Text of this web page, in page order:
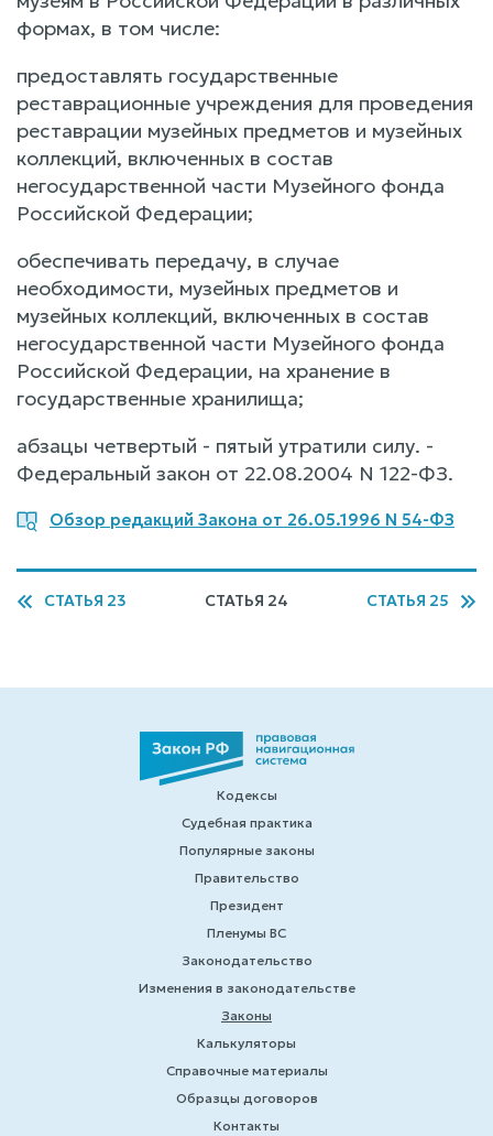
формах, в том числе:
предоставлять государственные
реставрационные учреждения для проведения
реставрации музейных предметов и музейных
коллекций, включенных в состав
негосударственной части Музейного фонда
Российской Федерации;
обеспечивать передачу, в случае
необходимости, музейных предметов и
музейных коллекций, включенных в состав
негосударственной части Музейного фонда
Российской Федерации, на хранение в
государственные хранилища;
абзацы четвертый - пятый утратили силу. -
Федеральный закон от 22.08.2004 N 122-ФЗ.
Обзор редакций Закона от 26.05.1996 N 54-ФЗ
СТАТЬЯ 23 СТАТЬЯ 24 СТАТЬЯ 25
Кодексы
Судебная практика
Популярные законы
Правительство
Президент
Пленумы ВС
Законодательство
Изменения в законодательстве
Законы
Калькуляторы
Справочные материалы
Образцы договоров
Контакты